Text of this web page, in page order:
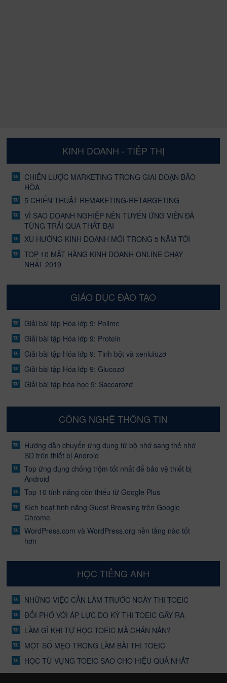
KINH DOANH - TIẾP THỊ
CHIẾN LƯỢC MARKETING TRONG GIAI ĐOẠN BÃO
HÒA
5 CHIẾN THUẬT REMAKETING-RETARGETING
VÌ SAO DOANH NGHIỆP NÊN TUYỂN ỨNG VIÊN ĐÃ
TỪNG TRẢI QUA THẤT BẠI
XU HƯỚNG KINH DOANH MỚI TRONG 5 NĂM TỚI
TOP 10 MẶT HÀNG KINH DOANH ONLINE CHẠY
NHẤT 2019
GIÁO DỤC ĐÀO TẠO
Giải bài tập Hóa lớp 9: Polime
Giải bài tập Hóa lớp 9: Protein
Giải bài tập Hóa lớp 9: Tinh bột và xenlulozơ
Giải bài tập Hóa lớp 9: Glucozơ
Giải bài tập hóa học 9: Saccarozơ
CÔNG NGHỆ THÔNG TIN
Hướng dẫn chuyển ứng dụng từ bộ nhớ sang thẻ nhớ
SD trên thiết bị Android
Top ứng dụng chống trộm tốt nhất để bảo vệ thiết bị
Android
Top 10 tính năng còn thiếu từ Google Plus
Kích hoạt tính năng Guest Browsing trên Google
Chrome
WordPress.com và WordPress.org nền tảng nào tốt
hơn
HỌC TIẾNG ANH
NHỮNG VIỆC CẦN LÀM TRƯỚC NGÀY THI TOEIC
ĐỐI PHÓ VỚI ÁP LỰC DO KỲ THI TOEIC GÂY RA
LÀM GÌ KHI TỰ HỌC TOEIC MÀ CHÁN NẢN?
MỘT SỐ MẸO TRONG LÀM BÀI THI TOEIC
HỌC TỪ VỰNG TOEIC SAO CHO HIỆU QUẢ NHẤT